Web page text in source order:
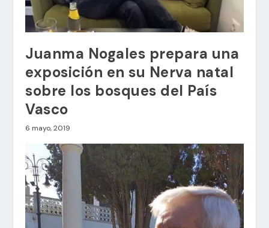
Juanma Nogales prepara una
exposición en su Nerva natal
sobre los bosques del País
Vasco
6 mayo, 2019